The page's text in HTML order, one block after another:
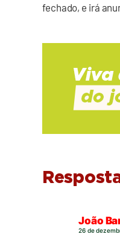
fechado, e irá
João
26 de